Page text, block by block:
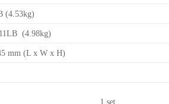
(4.53kg)
(4.98kg)
mm (L x W x H)
1 set